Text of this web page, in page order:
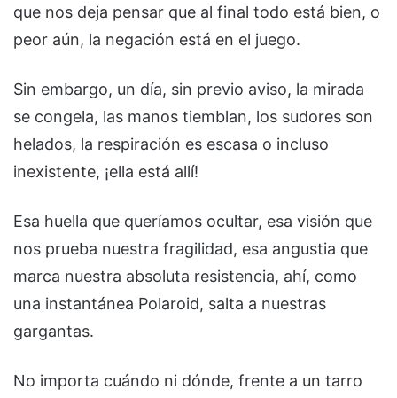
que nos deja pensar que al final todo está bien, o
peor aún, la negación está en el juego.
Sin embargo, un día, sin previo aviso, la mirada
se congela, las manos tiemblan, los sudores son
helados, la respiración es escasa o incluso
inexistente, ¡ella está allí!
Esa huella que queríamos ocultar, esa visión que
nos prueba nuestra fragilidad, esa angustia que
marca nuestra absoluta resistencia, ahí, como
una instantánea Polaroid, salta a nuestras
gargantas.
No importa cuándo ni dónde, frente a un tarro